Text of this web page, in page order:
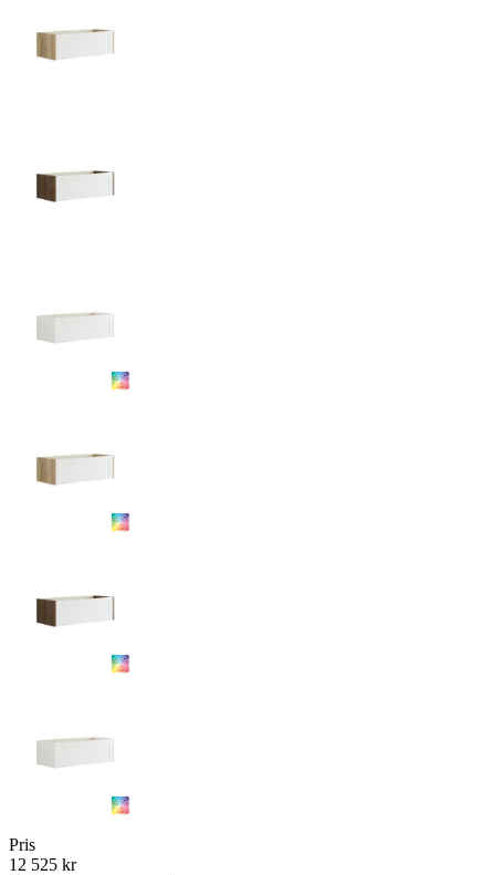
Pris
12 525 kr